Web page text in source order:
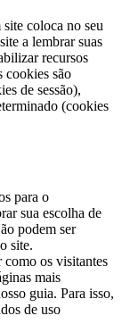
coloca no seu
a lembrar suas
recursos
cookies são
de sessão),
(cookies
para o
sua escolha de
podem ser
site.
como os visitantes
mais
guia. Para isso,
de uso